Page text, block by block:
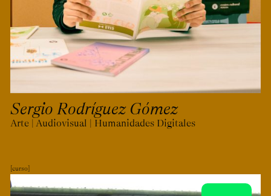
Sergio Rodríguez Gómez
Arte | Audiovisual | Humanidades Digitales
curso